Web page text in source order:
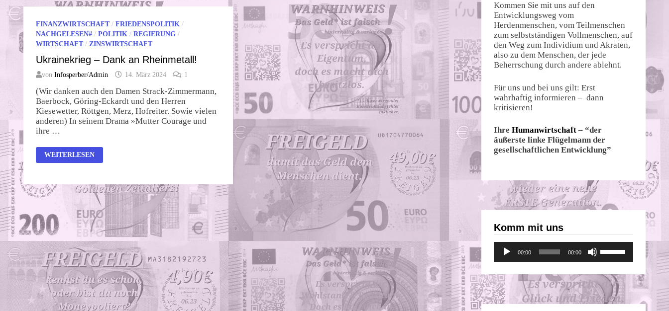
FINANZWIRTSCHAFT/ FRIEDENSPOLITIK /
NACHGELESEN# / POLITIK / REGIERUNG /
WIRTSCHAFT/ ZINSWIRTSCHAFT
Ukrainekrieg – Dank an Rheinmetall!
von Infosperber/Admin 14. März 2024 1
(Wir danken auch den Damen Strack-Zimmermann,
Baerbock, Göring-Eckardt und den Herren
Kiesewetter, Röttgen, Merz, Hofreiter. Sowie vielen
anderen) In seinem Drama »Mutter Courage und
ihre …
UKRAINEKRIEG
–
WEITERLESEN
Kommen Sie mit uns auf den
Entwicklungsweg vom
Herdenmenschen, vom Teilmenschen
zum selbstständigen Vollmenschen, auf
den Weg zum Individium und Akraten,
also zu dem Menschen, der jede
Beherrschung durch andere ablehnt.
Für uns und bei uns gilt: Erst
wahrhaftig informieren – dann
kritisieren!
Ihre Humanwirtschaft – “der
äußerste linke Flügelmann der
gesellschaftlichen Entwicklung”
Komm mit uns
Audio-
Player
00:00 00:00
Hoch/Runter
um
die
Lautstärke
zu